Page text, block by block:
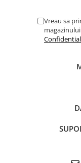
Vreau sa